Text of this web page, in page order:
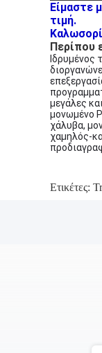
Είμαστε
τιμή.
Περίπου
Ιδρυμένος
μεγάλες
μονωμένο
χάλυβα,
χαμηλός-
Ετικέτες: